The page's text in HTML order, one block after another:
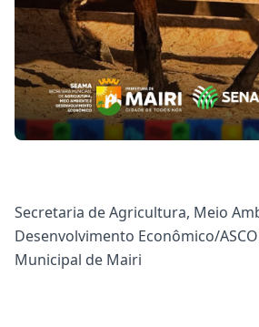
Secretaria de Agricultura, Meio
Desenvolvimento Econômico/
Municipal de Mairi